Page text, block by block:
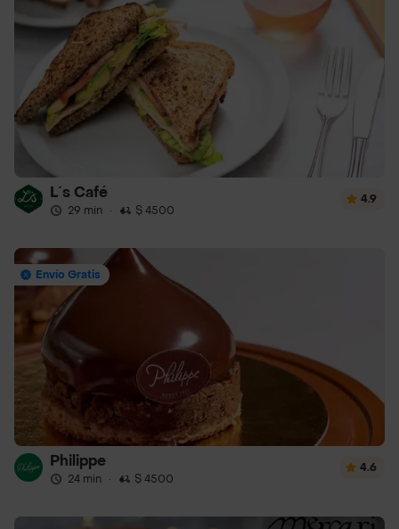
L´s Café
29 min · $ 4500
4.9
Envío Gratis
Philippe
24 min · $ 4500
4.6